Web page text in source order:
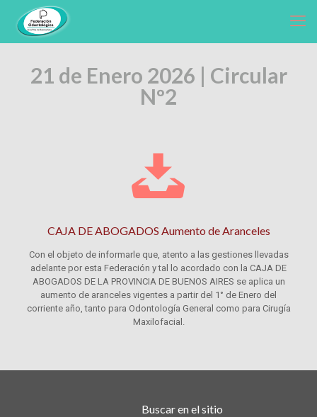
21 de Enero 2026 | Circular
Nº2
CAJA DE ABOGADOS Aumento de Aranceles
Con el objeto de informarle que, atento a las gestiones llevadas
adelante por esta Federación y tal lo acordado con la CAJA DE
ABOGADOS DE LA PROVINCIA DE BUENOS AIRES se aplica un
aumento de aranceles vigentes a partir del 1° de Enero del
corriente año, tanto para Odontología General como para Cirugía
Maxilofacial.
Buscar en el sitio